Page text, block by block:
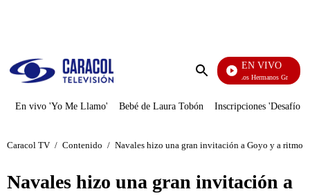
Enviar
EN VIVO
Cuentos De Los Hermanos Grimm
En vivo 'Yo Me Llamo' Bebé de Laura Tobón Inscripciones 'Desafío'
Caracol TV / Contenido / Navales hizo una gran invitación a Goyo y a ritmo
Navales hizo una gran invitación a